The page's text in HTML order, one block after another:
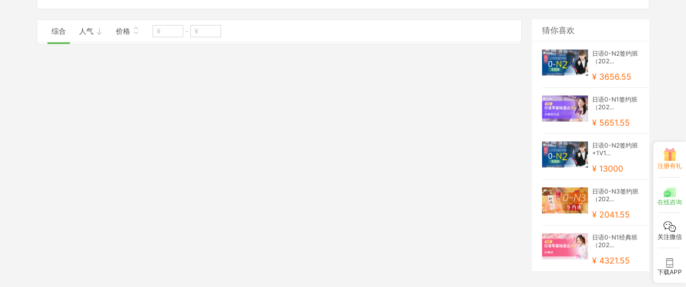
综合 人气 价格 - 猜你喜欢
日语0-N2签约班
（202...
¥ 3656.55
日语0-N1签约班
（202...
¥ 5651.55
日语0-N2签约班
+1V1...
¥ 13000
日语0-N3签约班
（202...
¥ 2041.55
日语0-N1经典班
（202...
¥ 4321.55
注册有礼
在线咨询
关注微信
下载APP